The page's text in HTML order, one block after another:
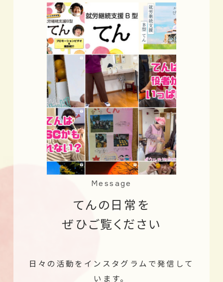
Message
てんの日常を
ぜひご覧ください
日々の活動をインスタグラムで発信して
います。